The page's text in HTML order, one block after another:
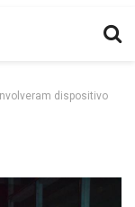
dispositivo